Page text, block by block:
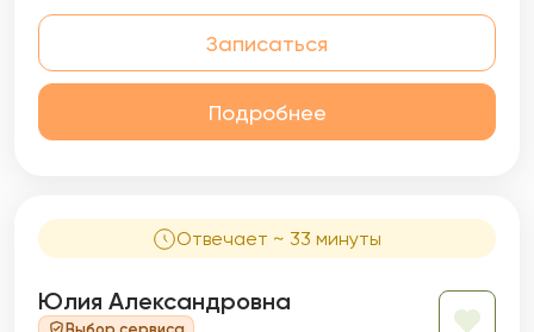
Записаться
Подробнее
Отвечает ~ 33 минуты
Юлия Александровна
Выбор сервиса